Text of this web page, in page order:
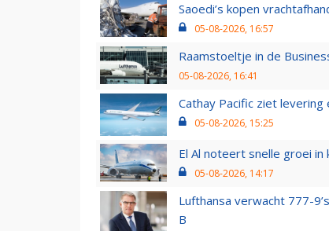
Saoedi’s kopen
05-08-2026, 16:57
Raamstoeltje in de
05-08-2026, 16:41
Cathay Pacific ziet
05-08-2026, 15:25
El Al noteert snelle groei
05-08-2026, 14:17
Lufthansa verwacht 777-
B